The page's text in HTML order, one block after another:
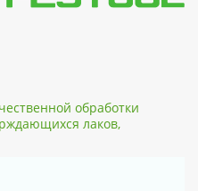
обработки
лаков,